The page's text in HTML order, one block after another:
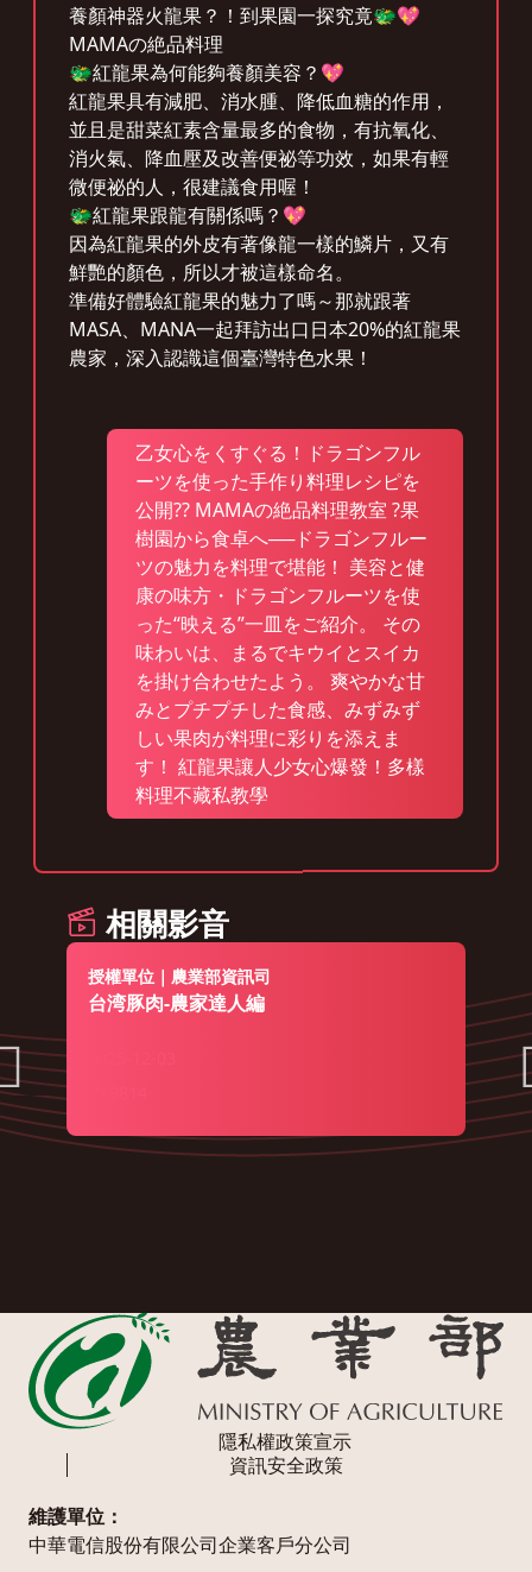
養顏神器火龍果？！到果園一探究竟🐲💖
MAMAの絶品料理
🐲紅龍果為何能夠養顏美容？💖
紅龍果具有減肥、消水腫、降低血糖的作用，
並且是甜菜紅素含量最多的食物，有抗氧化、
消火氣、降血壓及改善便祕等功效，如果有輕
微便祕的人，很建議食用喔！
🐲紅龍果跟龍有關係嗎？💖
因為紅龍果的外皮有著像龍一樣的鱗片，又有
鮮艷的顏色，所以才被這樣命名。
準備好體驗紅龍果的魅力了嗎～那就跟著
MASA、MANA一起拜訪出口日本20%的紅龍果
農家，深入認識這個臺灣特色水果！
乙女心をくすぐる！ドラゴンフル
ーツを使った手作り料理レシピを
公開?? MAMAの絶品料理教室 ?果
樹園から食卓へ──ドラゴンフルー
ツの魅力を料理で堪能！ 美容と健
康の味方・ドラゴンフルーツを使
った“映える”一皿をご紹介。 その
味わいは、まるでキウイとスイカ
を掛け合わせたよう。 爽やかな甘
みとプチプチした食感、みずみず
しい果肉が料理に彩りを添えま
す！ 紅龍果讓人少女心爆發！多樣
料理不藏私教學
相關影音
授權單位｜農業部資訊司
台湾豚肉-農家達人編
隱私權政策宣示
資訊安全政策
維護單位：
中華電信股份有限公司企業客戶分公司